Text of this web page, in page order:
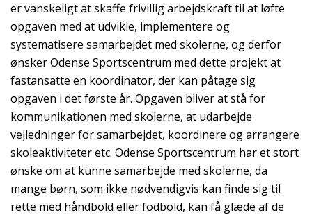
er vanskeligt at skaffe frivillig arbejdskraft til at løfte
opgaven med at udvikle, implementere og
systematisere samarbejdet med skolerne, og derfor
ønsker Odense Sportscentrum med dette projekt at
fastansatte en koordinator, der kan påtage sig
opgaven i det første år. Opgaven bliver at stå for
kommunikationen med skolerne, at udarbejde
vejledninger for samarbejdet, koordinere og arrangere
skoleaktiviteter etc. Odense Sportscentrum har et stort
ønske om at kunne samarbejde med skolerne, da
mange børn, som ikke nødvendigvis kan finde sig til
rette med håndbold eller fodbold, kan få glæde af de